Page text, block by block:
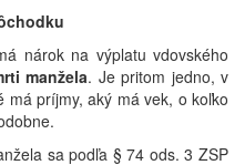
nárok na výplatu vdovského
manžela. Je pritom jedno, v
príjmy, aký má vek, o koľko
sa podľa § 74 ods. 3 ZSP